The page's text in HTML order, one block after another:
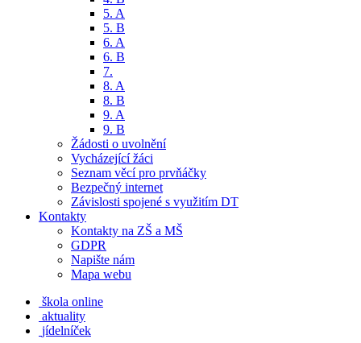
5. A
5. B
6. A
6. B
7.
8. A
8. B
9. A
9. B
Žádosti o uvolnění
Vycházející žáci
Seznam věcí pro prvňáčky
Bezpečný internet
Závislosti spojené s využitím DT
Kontakty
Kontakty na ZŠ a MŠ
GDPR
Napište nám
Mapa webu
škola online
aktuality
jídelníček